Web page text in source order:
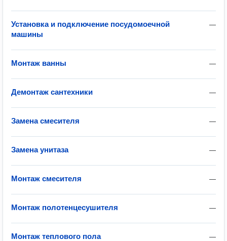
—
Установка и подключение посудомоечной
машины
—
Монтаж ванны
—
Демонтаж сантехники
—
Замена смесителя
—
Замена унитаза
—
Монтаж смесителя
—
Монтаж полотенцесушителя
—
Монтаж теплового пола